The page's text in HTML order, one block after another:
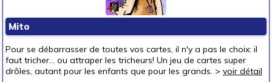
Mito
Pour se débarrasser de toutes vos cartes, il n'y a pas le choix: il
faut tricher... ou attraper les tricheurs! Un jeu de cartes super
drôles, autant pour les enfants que pour les grands. > voir détail